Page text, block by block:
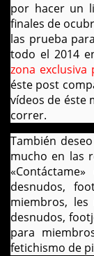
por hacer un
finales de
las prueba
todo el 2014
zona exclusiva
éste post
vídeos de éste
correr.
También
mucho en las
desnudos,
miembros,
desnudos,
para
fetichismo de